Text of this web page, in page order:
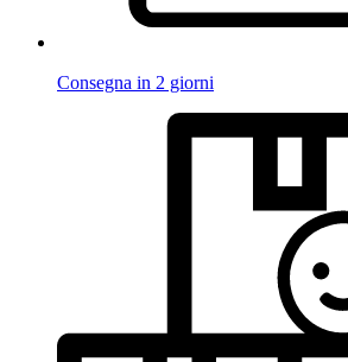
Consegna in 2 giorni